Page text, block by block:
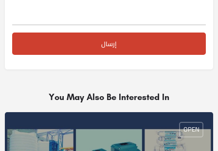
You May Also Be Interested In
OPEN